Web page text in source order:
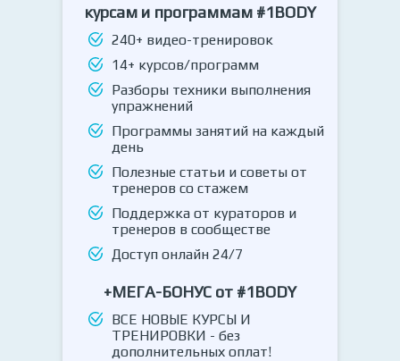
курсам и программам #1BODY
240+ видео-тренировок
14+ курсов/программ
Разборы техники выполнения
упражнений
Программы занятий на каждый
день
Полезные статьи и советы от
тренеров со стажем
Поддержка от кураторов и
тренеров в сообществе
Доступ онлайн 24/7
+МЕГА-БОНУС от #1BODY
ВСЕ НОВЫЕ КУРСЫ И
ТРЕНИРОВКИ - без
дополнительных оплат!